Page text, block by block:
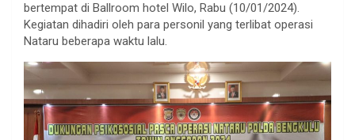
bertempat di Ballroom hotel Wilo, Rabu (10/01/2024).
Kegiatan dihadiri oleh para personil yang terlibat operasi
Nataru beberapa waktu lalu.